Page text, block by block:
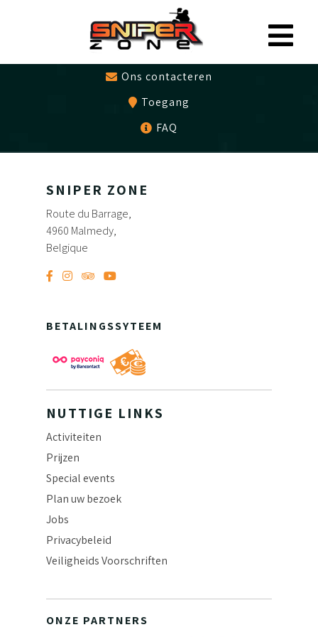
0497479786
Cadeaubon
Ons contacteren
Toegang
FAQ
SNIPER ZONE
Route du Barrage,
4960 Malmedy,
Belgique
BETALINGSSYTEEM
NUTTIGE LINKS
Activiteiten
Prijzen
Special events
Plan uw bezoek
Jobs
Privacybeleid
Veiligheids Voorschriften
ONZE PARTNERS